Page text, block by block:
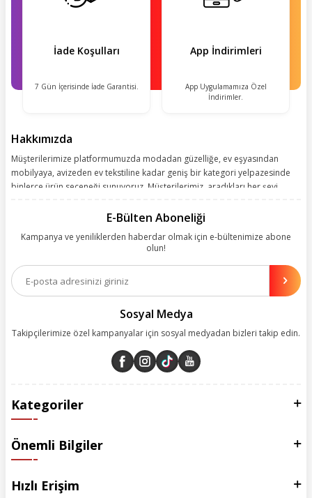
İade Koşulları
7 Gün İçerisinde İade Garantisi.
App İndirimleri
App Uygulamamıza Özel
İndirimler.
Hakkımızda
Müşterilerimize platformumuzda modadan güzelliğe, ev eşyasından
mobilyaya, avizeden ev tekstiline kadar geniş bir kategori yelpazesinde
binlerce ürün seçeneği sunuyoruz. Müşterilerimiz, aradıkları her şeyi
kolay, kusursuz ve keyifli bir alışveriş yolculuğu sunarken deneyiminize
olanakları sunuyoruz. Çalışmalarımızı müşterilerimizin memnuniyetini
esas alarak yürütüyoruz.
E-Bülten Aboneliği
Kampanya ve yeniliklerden haberdar olmak için e-bültenimize abone
olun!
Sosyal Medya
Takipçilerimize özel kampanyalar için sosyal medyadan bizleri takip edin.
Kategoriler
Önemli Bilgiler
Hızlı Erişim